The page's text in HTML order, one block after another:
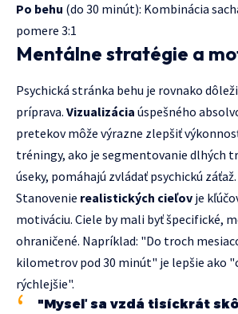
Po behu (do 30 minút): Kombinácia
pomere 3:1
Mentálne stratégie a
Psychická stránka behu je rovnako
príprava. Vizualizácia úspešného
pretekov môže výrazne zlepšiť
tréningy, ako je segmentovanie dlhých
úseky, pomáhajú zvládať psychickú záťaž.
Stanovenie realistických cieľov je
motiváciu. Ciele by mali byť špecifické,
ohraničené. Napríklad: "Do troch
kilometrov pod 30 minút" je lepšie ako
rýchlejšie".
"Myseľ sa vzdá tisíckrát